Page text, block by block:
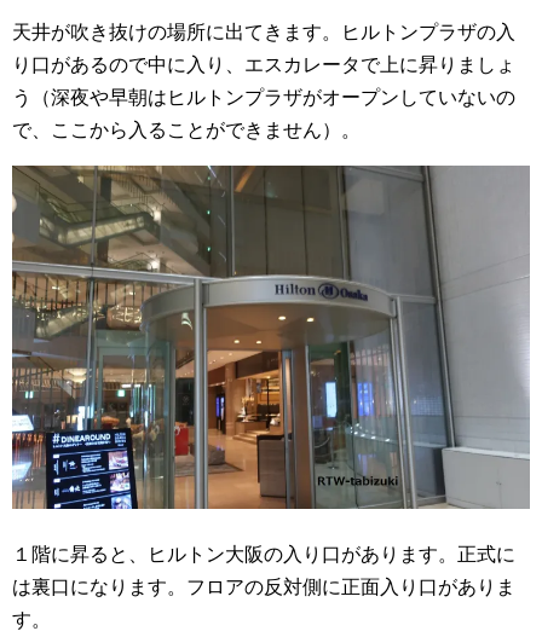
天井が吹き抜けの場所に出てきます。ヒルトンプラザの入
り口があるので中に入り、エスカレータで上に昇りましょ
う（深夜や早朝はヒルトンプラザがオープンしていないの
で、ここから入ることができません）。
１階に昇ると、ヒルトン大阪の入り口があります。正式に
は裏口になります。フロアの反対側に正面入り口がありま
す。